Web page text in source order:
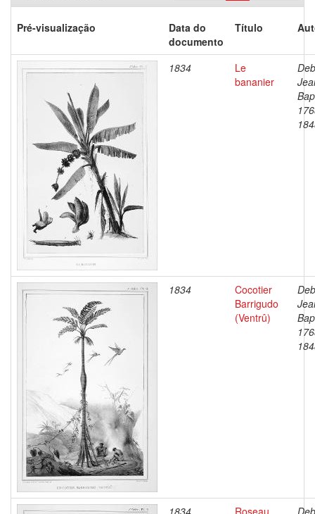
Pré-visualização
Data do
documento
Título
1834
Le
bananier
1834
Cocotier
Barrigudo
(Ventrû)
1834 Roseau